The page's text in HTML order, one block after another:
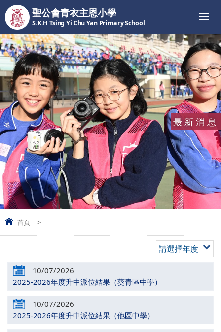
聖公會青衣主恩小學
S.K.H Tsing Yi Chu Yan Primary School
最新消息
首頁 >
請選擇年度
10/07/2026
2025-2026年度升中派位結果（葵青區中學）
10/07/2026
2025-2026年度升中派位結果（他區中學）